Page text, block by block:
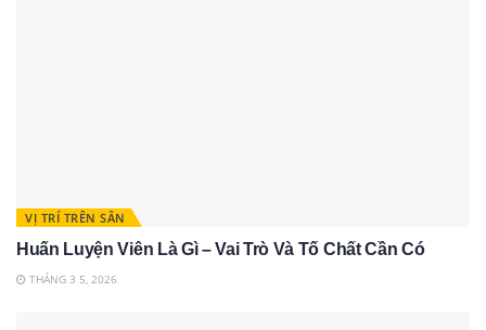
VỊ TRÍ TRÊN SÂN
Huấn Luyện Viên Là Gì – Vai Trò Và Tố Chất Cần Có
THÁNG 3 5, 2026